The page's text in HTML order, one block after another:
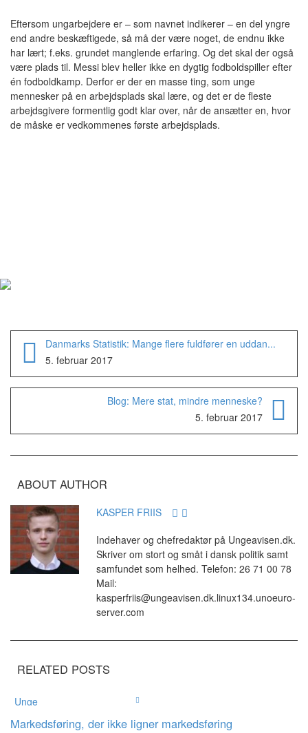
Eftersom ungarbejdere er – som navnet indikerer – en del yngre
end andre beskæftigede, så må der være noget, de endnu ikke
har lært; f.eks. grundet manglende erfaring. Og det skal der også
være plads til. Messi blev heller ikke en dygtig fodboldspiller efter
én fodboldkamp. Derfor er der en masse ting, som unge
mennesker på en arbejdsplads skal lære, og det er de fleste
arbejdsgivere formentlig godt klar over, når de ansætter en, hvor
de måske er vedkommenes første arbejdsplads.
Danmarks Statistik: Mange flere fuldfører en uddan...
5. februar 2017
Blog: Mere stat, mindre menneske?
5. februar 2017
ABOUT AUTHOR
KASPER FRIIS
Indehaver og chefredaktør på Ungeavisen.dk.
Skriver om stort og småt i dansk politik samt
samfundet som helhed. Telefon: 26 71 00 78
Mail:
kasperfriis@ungeavisen.dk.linux134.unoeuro-
server.com
RELATED POSTS
Unge
Markedsføring, der ikke ligner markedsføring